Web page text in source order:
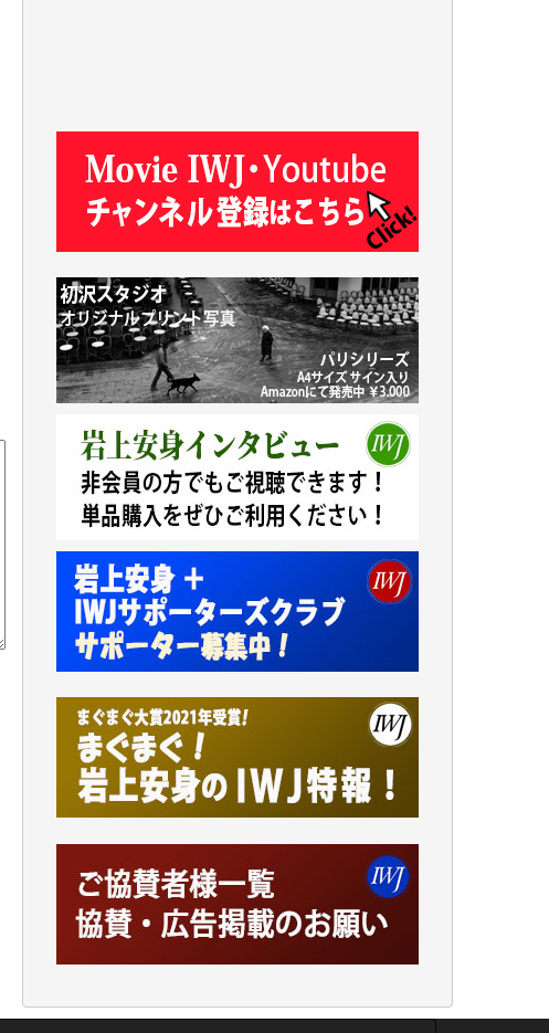
Y.T. 様
T.K. 様
ASAKO TAKAESU 様
マシオン恵美香 様
平野智生 様
山本賢二 様
吉住俊昭 様
徳山匡 様
金 盛起 様
塩川 晃平 様
松本益美 様
井出 隆太 様
及川昭男 様
岩井祐子 様
藤田英之 様
藤岡比左志 様
小池説夫 様
アオキカナメ 様
諸般の事情によりIWJ会費払えず今は非会員
です。市民側に立つ講演会にIWJのカメラマ
われるのはあまりにもったいない。少しでも
お役立てください。（H.O.様）
今日、僅かですがカンパしました。（T.M.
様）
今日、僅かですがカンパしました。IWJの危
機を乗り切るには到底及ばない額ですが病気
の妻を抱えている私にとっては精一杯のカン
パです。
かねてよりIWJが発してきた膨大な取材記事
ューは大袈裟ではなく、極めて重要な知的財